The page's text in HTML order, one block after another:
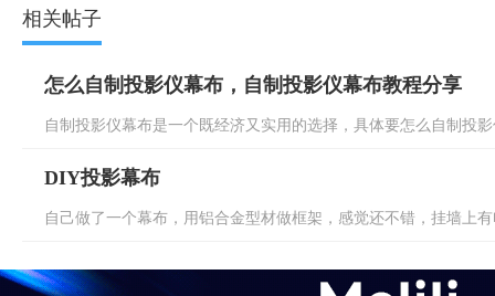
相关帖子
怎么自制投影仪幕布，自制投影仪幕布教程分享
自制投影仪幕布是一个既经济又实用的选择，具体要怎么自制投
DIY投影幕布
自己做了一个幕布，用铝合金型材做框架，感觉还不错，挂墙上